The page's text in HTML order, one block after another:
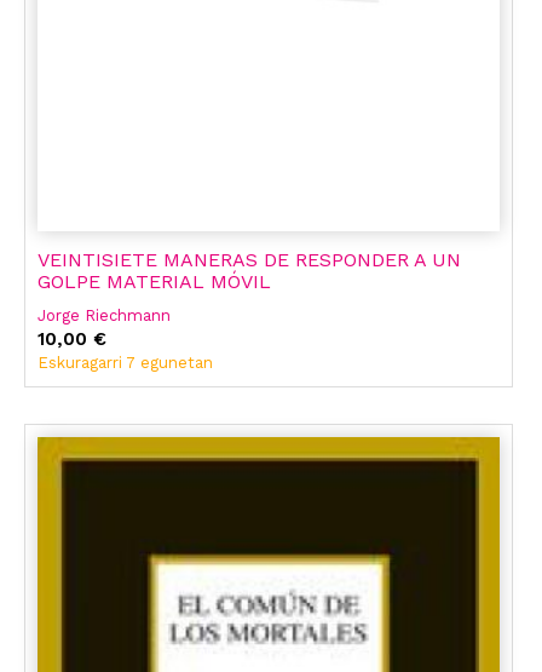
VEINTISIETE MANERAS DE RESPONDER A UN
GOLPE MATERIAL MÓVIL
Jorge Riechmann
10,00 €
Eskuragarri 7 egunetan